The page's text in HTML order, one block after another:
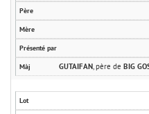
GUTAIFAN , père deBIG